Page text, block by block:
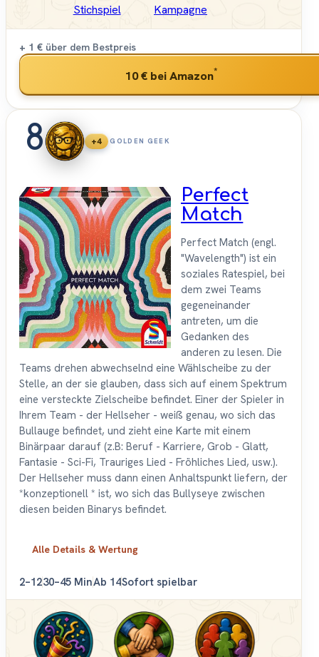
Stichspiel Kampagne
+ 1 € über dem Bestpreis
10 € bei Amazon*
8 +4 GOLDEN GEEK
Perfect
Match
Perfect Match (engl.
"Wavelength") ist ein
soziales Ratespiel, bei
dem zwei Teams
gegeneinander
antreten, um die
Gedanken des
anderen zu lesen. Die
Teams drehen abwechselnd eine Wählscheibe zu der
Stelle, an der sie glauben, dass sich auf einem Spektrum
eine versteckte Zielscheibe befindet. Einer der Spieler in
Ihrem Team - der Hellseher - weiß genau, wo sich das
Bullauge befindet, und zieht eine Karte mit einem
Binärpaar darauf (z.B: Beruf - Karriere, Grob - Glatt,
Fantasie - Sci-Fi, Trauriges Lied - Fröhliches Lied, usw.).
Der Hellseher muss dann einen Anhaltspunkt liefern, der
*konzeptionell * ist, wo sich das Bullyseye zwischen
diesen beiden Binarys befindet.
Alle Details & Wertung
2–1230–45 MinAb 14Sofort spielbar